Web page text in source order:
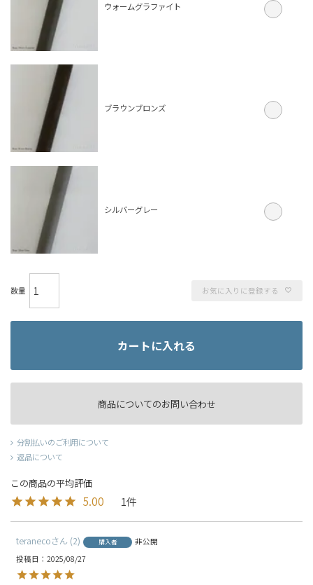
ウォームグラファイト
ブラウンブロンズ
シルバーグレー
お気に入りに登録する
カートに入れる
商品についてのお問い合わせ
分割払いのご利用について
返品について
5.00 1
teraneco 2 購入者
非公開
投稿日
2025/08/27